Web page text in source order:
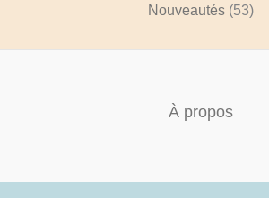
Nouveautés (53)
À propos